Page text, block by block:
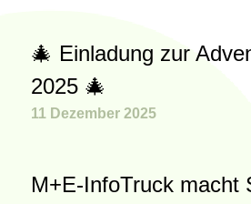
🎄 Einladung zur
2025 🎄
11 Dezember 2025
M+E-InfoTruck macht